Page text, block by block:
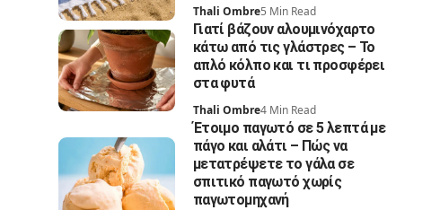
Thali Ombre5 Min Read
Γιατί βάζουν αλουμινόχαρτο
κάτω από τις γλάστρες – Το
απλό κόλπο και τι προσφέρει
στα φυτά
Thali Ombre4 Min Read
Έτοιμο παγωτό σε 5 λεπτά με
πάγο και αλάτι – Πώς να
μετατρέψετε το γάλα σε
σπιτικό παγωτό χωρίς
παγωτομηχανή